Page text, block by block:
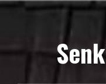
Zum